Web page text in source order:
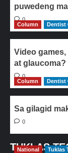
puwedeng
0
Column
Dentist
Video
at glaucoma?
0
Column
Dentist
Sa gilagid
0
TUKLAS
National Tuklas